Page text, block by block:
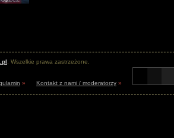
. Wszelkie prawa zastrzeżone.
» Kontakt z nami / moderatorzy »